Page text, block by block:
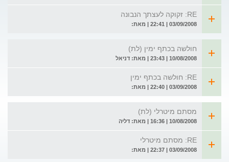
RE: זקוקה לעצתך הנבונה
03/09/2008 | 22:41 | מאת:
חולשה בכתף ימין (לת)
10/08/2008 | 23:43 | מאת: דניאל
RE: חולשה בכתף ימין
03/09/2008 | 22:40 | מאת:
מסתם מיטרלי (לת)
10/08/2008 | 16:36 | מאת: דליה
RE: מסתם מיטרלי
03/09/2008 | 22:37 | מאת: